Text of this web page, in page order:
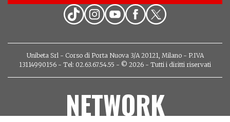
Unibeta Srl - Corso di Porta Nuova 3/A 20121, Milano - P.IVA
13114990156 - Tel: 02.63.67.54.55 - © 2026 - Tutti i diritti riservati
NETWORK